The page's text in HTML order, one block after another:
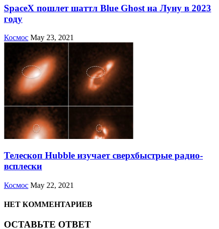
SpaceX пошлет шаттл Blue Ghost на Луну в 2023
году
Космос May 23, 2021
Телескоп Hubble изучает сверхбыстрые радио-
всплески
Космос May 22, 2021
НЕТ КОММЕНТАРИЕВ
ОСТАВЬТЕ ОТВЕТ